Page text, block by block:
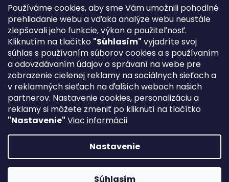
Používáme cookies, aby sme Vám umožnili pohodlné
prehliadanie webu a vďaka analýze webu neustále
zlepšovali jeho funkcie, výkon a použiteľnosť.
Kliknutím na tlačítko "Súhlasím" vyjadríte svoj
súhlas s používaním súborov cookies a s používaním
a odovzdávaním údajov o správaní na webe pre
zobrazenie cielenej reklamy na sociálnych sieťach a
v reklamných sieťach na ďalších weboch našich
partnerov. Nastavenie cookies, personalizáciu a
reklamy si môžete zmeniť po kliknutí na tlačítko
"Nastavenie" Viac informácií
Nastavenie
Súhlasím
Priprav sa na novú sezónu⛰! Kvalitné a dizajnové Rakúske
bicykle KTM🇦🇹 Myroon a Scarp za neopakovateľné ceny💣!
Vrátenie tovaru - odstúpenie od zmluvy
Ochrana osobných údajov
Súbory cookies
Formuláre na stiahnutie
Reklamačný poriadok
Napíšte nám
Kontakty
Servis
Vytvoril Shoptet